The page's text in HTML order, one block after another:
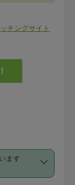
チングサイト
ます